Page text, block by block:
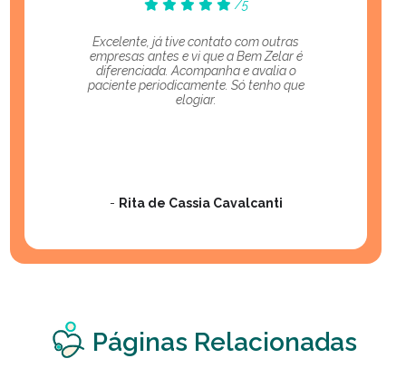
/5
Excelente, já tive contato com outras
empresas antes e vi que a Bem Zelar é
diferenciada. Acompanha e avalia o
paciente periodicamente. Só tenho que
elogiar.
- Rita de Cassia Cavalcanti
Páginas Relacionadas